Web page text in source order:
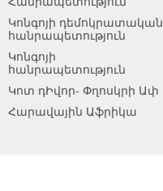
Կոնգոյի դեմոկրատական
հանրապետություն
Կոնգոյի
հանրապետություն
Կոտ դԻվոր- Փղոսկրի Ափ
Հարավային Աֆրիկա